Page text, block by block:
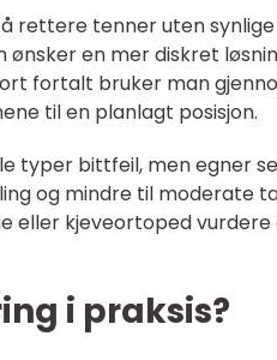
rettere tenner uten
en mer diskret
fortalt bruker man
til en planlagt posisjon.
typer bittfeil, men egner
og mindre til moderate
eller kjeveortoped
i praksis?